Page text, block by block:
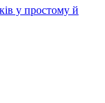
у простому й